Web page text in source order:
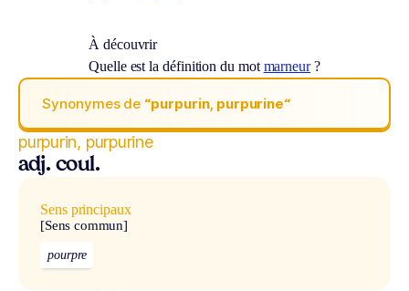
À découvrir
Quelle est la définition du mot marneur?
Synonymes de “purpurin, purpurine“
purpurin, purpurine
adj. coul.
Sens principaux
[Sens commun]
pourpre